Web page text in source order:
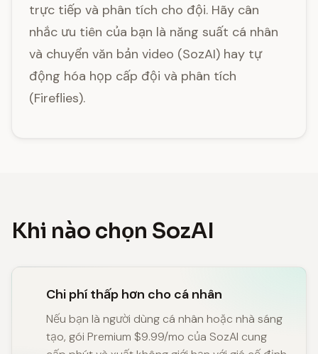
trực tiếp và phân tích cho đội. Hãy cân
nhắc ưu tiên của bạn là năng suất cá nhân
và chuyển văn bản video (SozAI) hay tự
động hóa họp cấp đội và phân tích
(Fireflies).
Khi nào chọn SozAI
Chi phí thấp hơn cho cá nhân
Nếu bạn là người dùng cá nhân hoặc nhà sáng
tạo, gói Premium $9.99/mo của SozAI cung